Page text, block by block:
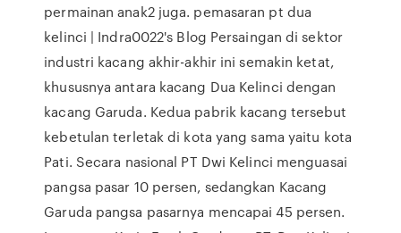
permainan anak2 juga. pemasaran pt dua
kelinci | Indra0022's Blog Persaingan di sektor
industri kacang akhir-akhir ini semakin ketat,
khususnya antara kacang Dua Kelinci dengan
kacang Garuda. Kedua pabrik kacang tersebut
kebetulan terletak di kota yang sama yaitu kota
Pati. Secara nasional PT Dwi Kelinci menguasai
pangsa pasar 10 persen, sedangkan Kacang
Garuda pangsa pasarnya mencapai 45 persen.